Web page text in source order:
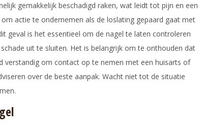
gemakkelijk beschadigd raken, wat leidt tot pijn en een
actie te ondernemen als de loslating gepaard gaat met
geval is het essentieel om de nagel te laten controleren
uit te sluiten. Het is belangrijk om te onthouden dat
verstandig om contact op te nemen met een huisarts of
over de beste aanpak. Wacht niet tot de situatie